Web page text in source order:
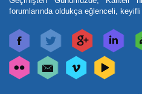
forumlarında oldukça eğlenceli,